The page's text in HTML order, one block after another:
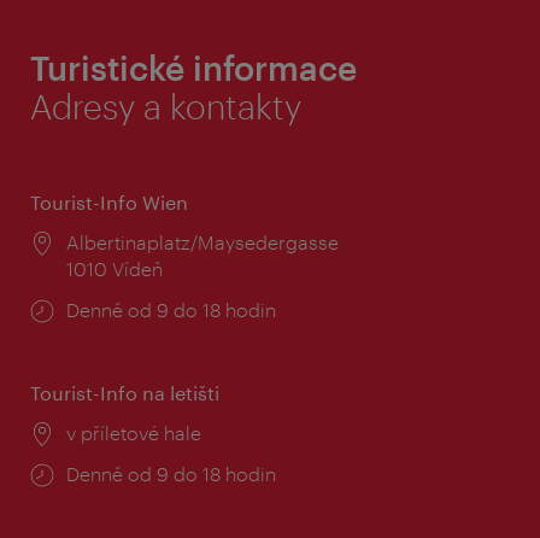
Turistické informace
Adresy a kontakty
Tourist-Info Wien
Místo:
Albertinaplatz/Maysedergasse
1010 Vídeň
Provozní
Denně od 9 do 18 hodin
Tourist-Info na letišti
Místo:
v příletové hale
Provozní
Denně od 9 do 18 hodin